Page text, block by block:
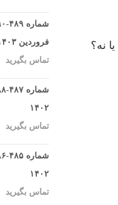
نه؟
فروردین ۱۴۰۳
تماس بگیرید
۱۴۰۲
تماس بگیرید
۱۴۰۲
تماس بگیرید